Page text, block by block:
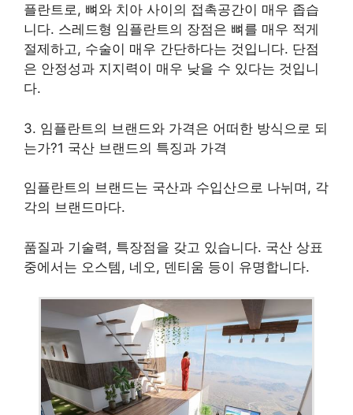
플란트로, 뼈와 치아 사이의 접촉공간이 매우 좁습
니다. 스레드형 임플란트의 장점은 뼈를 매우 적게
절제하고, 수술이 매우 간단하다는 것입니다. 단점
은 안정성과 지지력이 매우 낮을 수 있다는 것입니
다.
3. 임플란트의 브랜드와 가격은 어떠한 방식으로 되
는가?1 국산 브랜드의 특징과 가격
임플란트의 브랜드는 국산과 수입산으로 나뉘며, 각
각의 브랜드마다.
품질과 기술력, 특장점을 갖고 있습니다. 국산 상표
중에서는 오스템, 네오, 덴티움 등이 유명합니다.